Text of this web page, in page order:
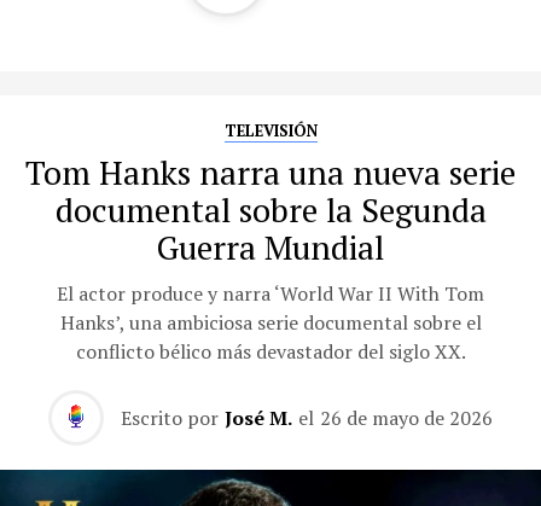
TELEVISIÓN
Tom Hanks narra una nueva serie
documental sobre la Segunda
Guerra Mundial
El actor produce y narra ‘World War II With Tom
Hanks’, una ambiciosa serie documental sobre el
conflicto bélico más devastador del siglo XX.
Escrito por José M. el 26 de mayo de 2026